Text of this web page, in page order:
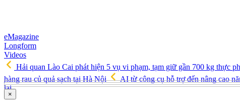
eMagazine
Longform
Videos
Hải quan Lào Cai phát hiện 5 vụ vi phạm, tạm giữ gần 700 kg thực
hàng rau củ quả sạch tại Hà Nội
AI từ công cụ hỗ trợ đến nâng cao
lai
×